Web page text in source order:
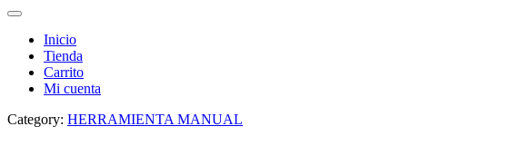
Inicio
Tienda
Carrito
Mi cuenta
Category: HERRAMIENTA MANUAL